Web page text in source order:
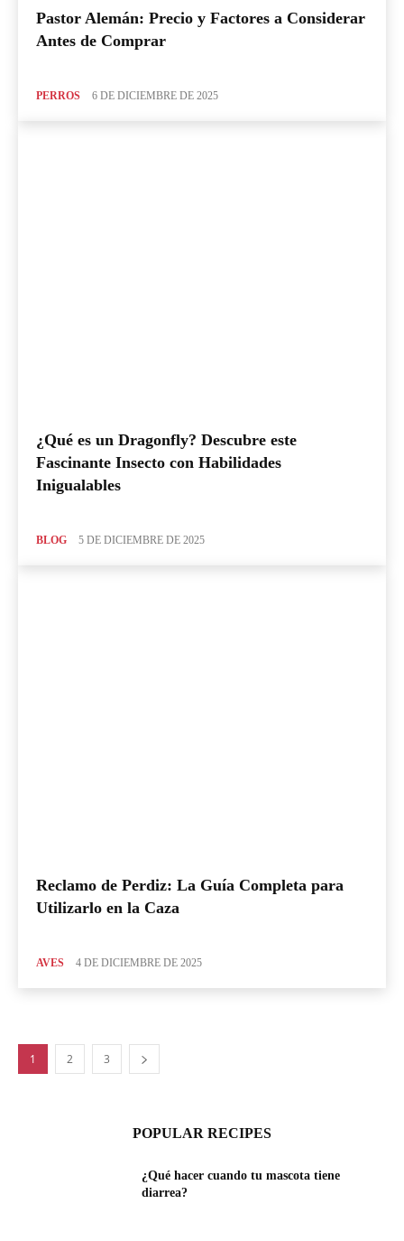
Pastor Alemán: Precio y Factores a Considerar
Antes de Comprar
PERROS 6 DE DICIEMBRE DE 2025
¿Qué es un Dragonfly? Descubre este
Fascinante Insecto con Habilidades
Inigualables
BLOG 5 DE DICIEMBRE DE 2025
Reclamo de Perdiz: La Guía Completa para
Utilizarlo en la Caza
AVES 4 DE DICIEMBRE DE 2025
1 2 3
POPULAR RECIPES
¿Qué hacer cuando tu mascota tiene
diarrea?